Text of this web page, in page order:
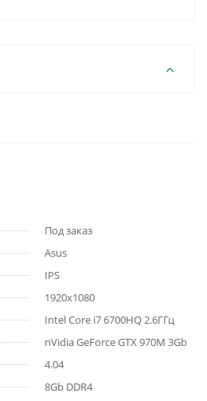
Под заказ
Asus
IPS
1920x1080
Intel Core i7 6700HQ 2.6ГГц
nVidia GeForce GTX 970M 3Gb
4.04
8Gb DDR4